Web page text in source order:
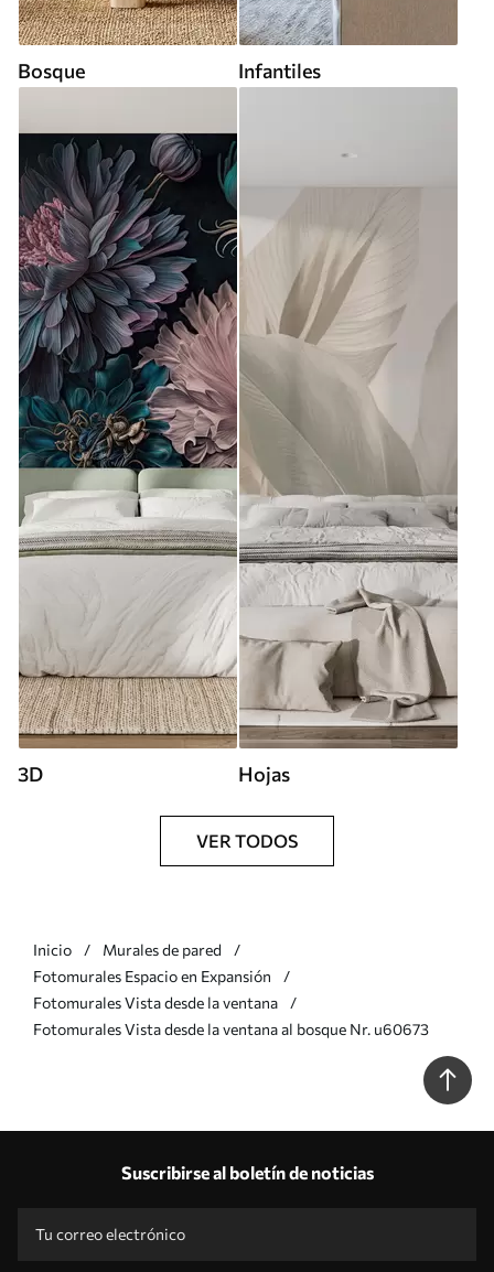
Bosque Infantiles
3D Hojas
VER TODOS
Inicio
Murales de pared
Fotomurales Espacio en Expansión
Fotomurales Vista desde la ventana
Fotomurales Vista desde la ventana al bosque Nr. u60673
Suscribirse al boletín de noticias